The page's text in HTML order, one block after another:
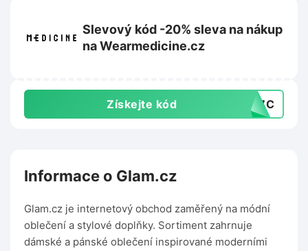
Slevový kód -20% sleva na nákup
na Wearmedicine.cz
Získejte kód EC7C
Informace o Glam.cz
Glam.cz je internetový obchod zaměřený na módní
oblečení a stylové doplňky. Sortiment zahrnuje
dámské a pánské oblečení inspirované moderními